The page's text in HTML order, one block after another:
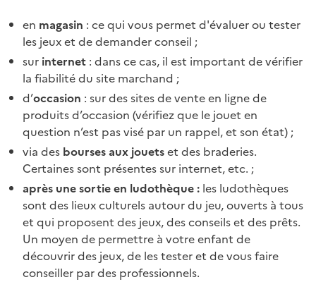
en magasin : ce qui vous permet d'évaluer ou tester
les jeux et de demander conseil ;
sur internet : dans ce cas, il est important de vérifier
la fiabilité du site marchand ;
d’occasion : sur des sites de vente en ligne de
produits d’occasion (vérifiez que le jouet en
question n’est pas visé par un rappel, et son état) ;
via des bourses aux jouetset des braderies.
Certaines sont présentes sur internet, etc. ;
après une sortie en ludothèque : les ludothèques
sont des lieux culturels autour du jeu, ouverts à tous
et qui proposent des jeux, des conseils et des prêts.
Un moyen de permettre à votre enfant de
découvrir des jeux, de les tester et de vous faire
conseiller par des professionnels.